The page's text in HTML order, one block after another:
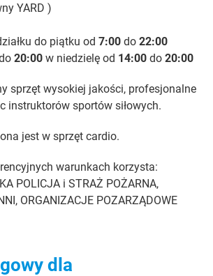
YARD )
do piątku od 7:00 do 22:00
20:00 w niedzielę od 14:00 do 20:00
sprzęt wysokiej jakości, profesjonalne
instruktorów sportów siłowych.
jest w sprzęt cardio.
warunkach korzysta:
POLICJA i STRAŻ POŻARNA,
ORGANIZACJE POZARZĄDOWE
dla